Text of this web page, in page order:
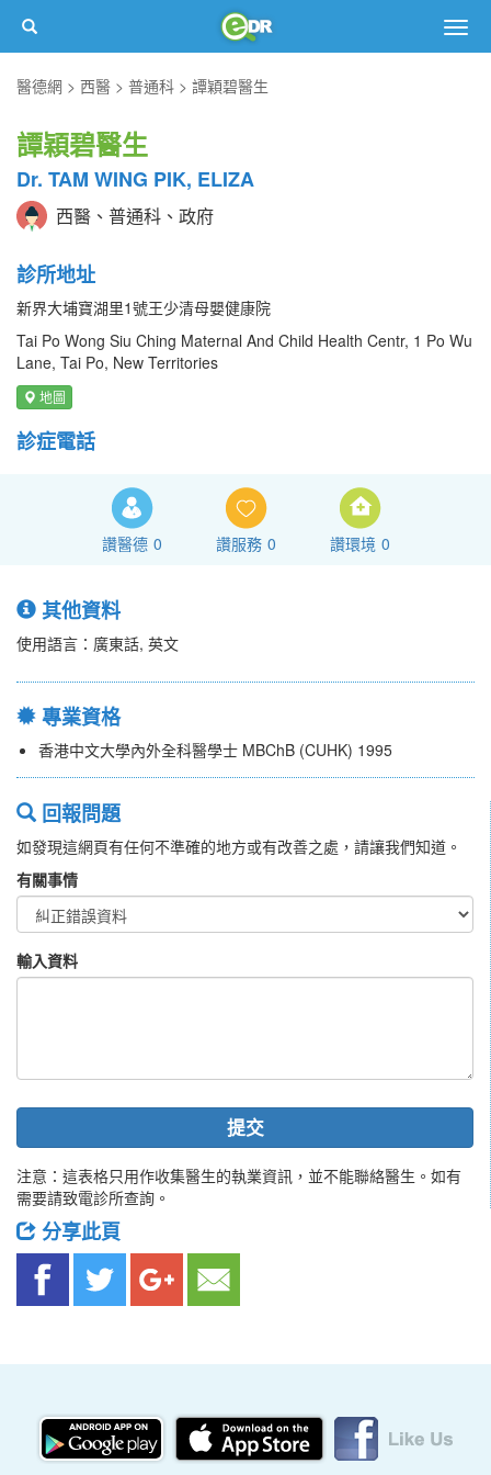
醫德網
西醫 普通科 譚穎碧醫生
譚穎碧醫生
Dr. TAM WING PIK, ELIZA
西醫、普通科、政府
診所地址
新界大埔寶湖里1號王少清母嬰健康院
Tai Po Wong Siu Ching Maternal And Child Health Centr, 1 Po Wu
Lane, Tai Po, New Territories
地圖
診症電話
讚醫德 0 讚服務 0 讚環境 0
其他資料
使用語言：廣東話, 英文
專業資格
香港中文大學內外全科醫學士 MBChB (CUHK) 1995
回報問題
如發現這網頁有任何不準確的地方或有改善之處，請讓我們知道。
有關事情
輸入資料
提交
注意：這表格只用作收集醫生的執業資訊，並不能聯絡醫生。如有
需要請致電診所查詢。
分享此頁